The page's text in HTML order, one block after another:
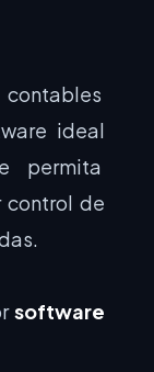
ideal
permita
control de
software